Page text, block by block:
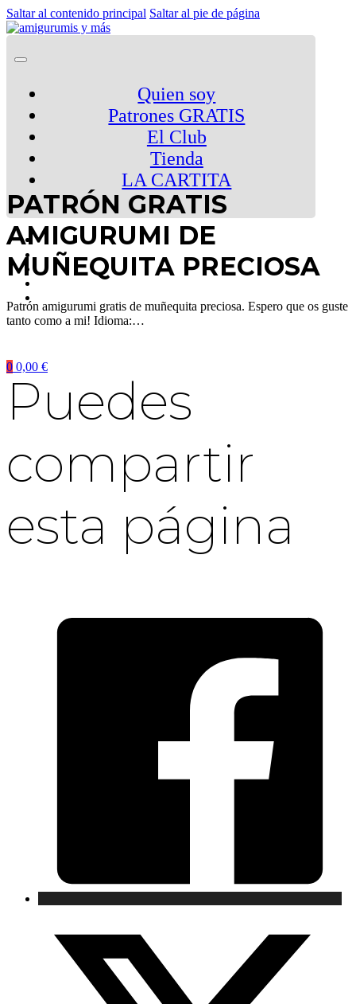
Saltar al contenido principal Saltar al pie de página
Quien soy
Patrones GRATIS
El Club
Tienda
LA CARTITA
0 0,00 €
PATRÓN GRATIS
AMIGURUMI DE
MUÑEQUITA PRECIOSA
Patrón amigurumi gratis de muñequita preciosa. Espero que os guste
tanto como a mi! Idioma:…
Puedes
compartir
esta página